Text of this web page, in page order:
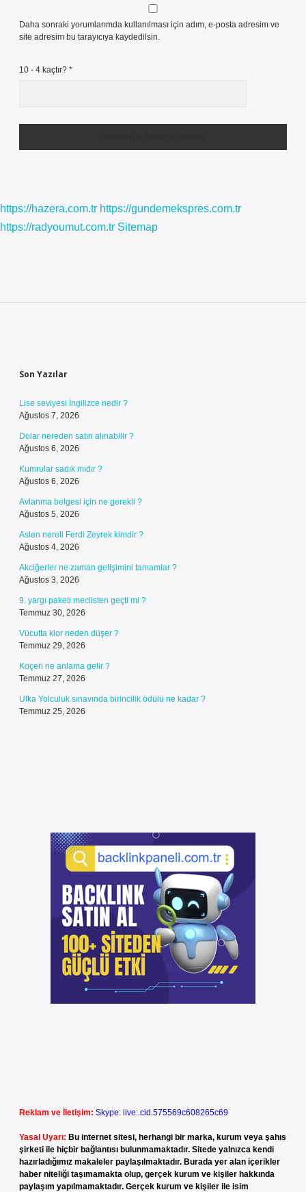
Daha sonraki yorumlarımda kullanılması için adım, e-posta adresim ve
site adresim bu tarayıcıya kaydedilsin.
10 - 4 kaçtır? *
https://hazera.com.tr https://gundemekspres.com.tr
https://radyoumut.com.tr Sitemap
Son Yazılar
Lise seviyesi İngilizce nedir ?
Ağustos 7, 2026
Dolar nereden satın alınabilir ?
Ağustos 6, 2026
Kumrular sadık mıdır ?
Ağustos 6, 2026
Avlanma belgesi için ne gerekli ?
Ağustos 5, 2026
Aslen nereli Ferdi Zeyrek kimdir ?
Ağustos 4, 2026
Akciğerler ne zaman gelişimini tamamlar ?
Ağustos 3, 2026
9. yargı paketi meclisten geçti mi ?
Temmuz 30, 2026
Vücutta klor neden düşer ?
Temmuz 29, 2026
Koçeri ne anlama gelir ?
Temmuz 27, 2026
Ufka Yolculuk sınavında birincilik ödülü ne kadar ?
Temmuz 25, 2026
Reklam ve İletişim: Skype: live:.cid.575569c608265c69
Yasal Uyarı: Bu internet sitesi, herhangi bir marka, kurum veya şahıs
şirketi ile hiçbir bağlantısı bulunmamaktadır. Sitede yalnızca kendi
hazırladığımız makaleler paylaşılmaktadır. Burada yer alan içerikler
haber niteliği taşımamakta olup, gerçek kurum ve kişiler hakkında
paylaşım yapılmamaktadır. Gerçek kurum ve kişiler ile isim